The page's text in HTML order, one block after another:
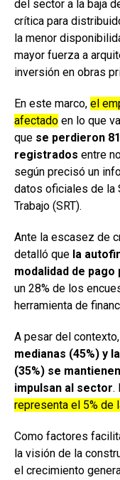
del sector a la baja
crítica para
la menor
mayor fuerza a
inversión en obras
En este marco, el
afectado en lo que
que se perdieron
registrados entre
según precisó un
datos oficiales de la
Trabajo (SRT).
Ante la escasez de
detalló que la
modalidad de
un 28% de los
herramienta de
A pesar del
medianas (45%) y
(35%) se
impulsan al sector.
representa el 5% de
Como factores
la visión de la
el crecimiento